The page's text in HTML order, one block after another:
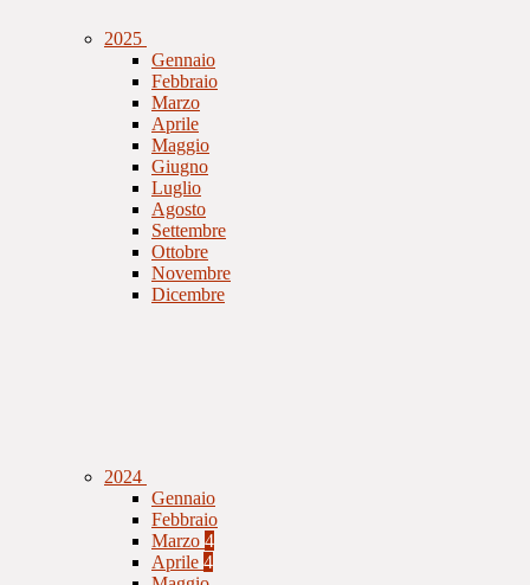
2025
Gennaio
Febbraio
Marzo
Aprile
Maggio
Giugno
Luglio
Agosto
Settembre
Ottobre
Novembre
Dicembre
2024
Gennaio
Febbraio
Marzo 4
Aprile 4